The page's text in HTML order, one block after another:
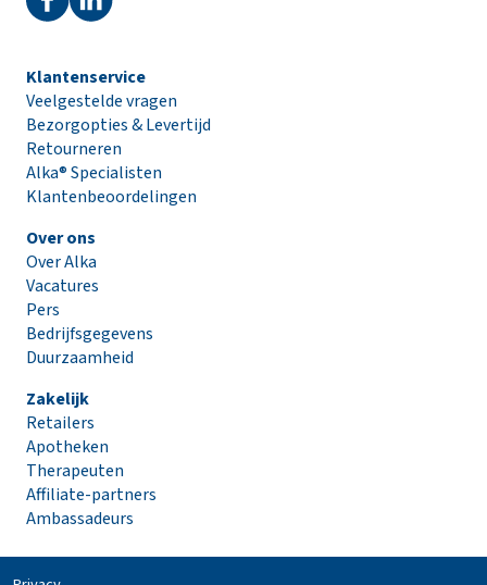
Klantenservice
Veelgestelde vragen
Bezorgopties & Levertijd
Retourneren
Alka® Specialisten
Klantenbeoordelingen
Over ons
Over Alka
Vacatures
Pers
Bedrijfsgegevens
Duurzaamheid
Zakelijk
Retailers
Apotheken
Therapeuten
Affiliate-partners
Ambassadeurs